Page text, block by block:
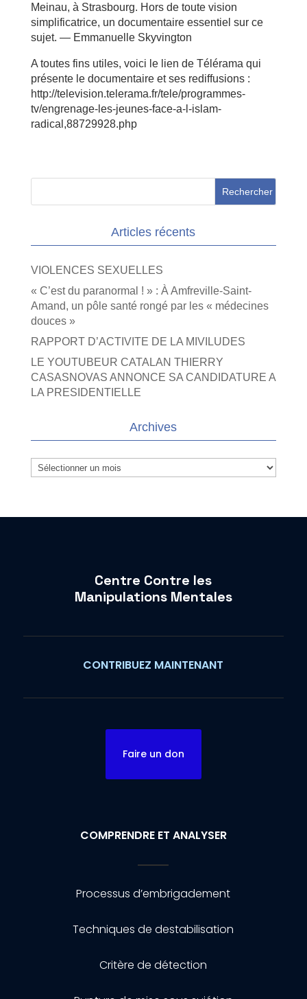
Meinau, à Strasbourg. Hors de toute vision
simplificatrice, un documentaire essentiel sur ce
sujet. — Emmanuelle Skyvington
A toutes fins utiles, voici le lien de Télérama qui
présente le documentaire et ses rediffusions :
http://television.telerama.fr/tele/programmes-
tv/engrenage-les-jeunes-face-a-l-islam-
radical,88729928.php
Articles récents
VIOLENCES SEXUELLES
« C’est du paranormal ! » : À Amfreville-Saint-
Amand, un pôle santé rongé par les « médecines
douces »
RAPPORT D’ACTIVITE DE LA MIVILUDES
LE YOUTUBEUR CATALAN THIERRY
CASASNOVAS ANNONCE SA CANDIDATURE A
LA PRESIDENTIELLE
Archives
Archives
Centre Contre les
Manipulations Mentales
CONTRIBUEZ MAINTENANT
Faire un don
COMPRENDRE ET ANALYSER
Processus d’embrigadement
Techniques de destabilisation
Critère de détection